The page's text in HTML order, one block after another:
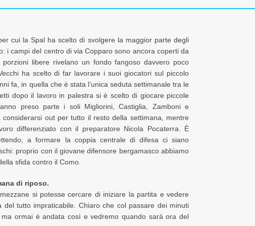
cui la Spal ha scelto di svolgere la maggior parte degli
i campi del centro di via Copparo sono ancora coperti da
libere rivelano un fondo fangoso davvero poco
ha scelto di far lavorare i suoi giocatori sul piccolo
fa, in quella che è stata l’unica seduta settimanale tra le
dopo il lavoro in palestra si è scelto di giocare piccole
preso parte i soli Migliorini, Castiglia, Zamboni e
out per tutto il resto della settimana, mentre
differenziato con il preparatore Nicola Pocaterra. È
a formare la coppia centrale di difesa ci siano
proprio con il giovane difensore bergamasco abbiamo
sfida contro il Como.
di riposo.
si potesse cercare di iniziare la partita e vedere
tutto impraticabile. Chiaro che col passare dei minuti
ormai è andata così e vedremo quando sarà ora del